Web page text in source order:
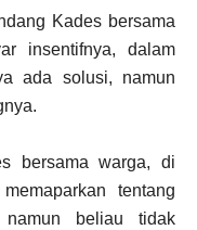
Kades bersama
insentifnya, dalam
ada solusi, namun
bersama warga, di
tentang
beliau tidak